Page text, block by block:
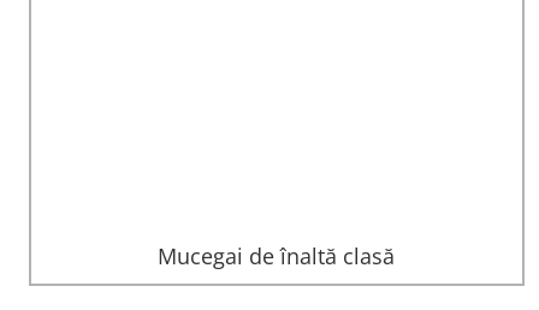
Mucegai de înaltă clasă